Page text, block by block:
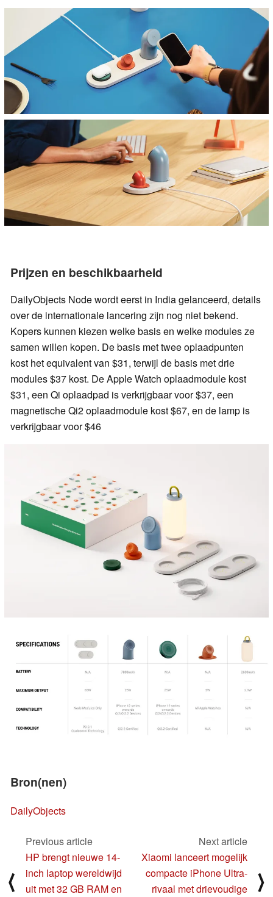
Prijzen en beschikbaarheid
DailyObjects Node wordt eerst in India gelanceerd, details
over de internationale lancering zijn nog niet bekend.
Kopers kunnen kiezen welke basis en welke modules ze
samen willen kopen. De basis met twee oplaadpunten
kost het equivalent van $31, terwijl de basis met drie
modules $37 kost. De Apple Watch oplaadmodule kost
$31, een Qi oplaadpad is verkrijgbaar voor $37, een
magnetische Qi2 oplaadmodule kost $67, en de lamp is
verkrijgbaar voor $46
Bron(nen)
DailyObjects
⟨
Previous article
HP brengt nieuwe 14-
inch laptop wereldwijd
uit met 32 GB RAM en
Next article
Xiaomi lanceert mogelijk
compacte iPhone Ultra-
rivaal met drievoudige
⟩